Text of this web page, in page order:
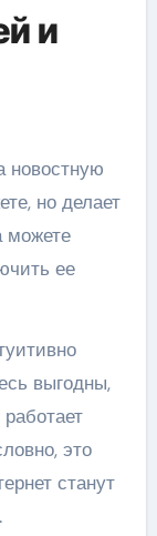
и
новостную
но делает
можете
ее
выгодны,
это
станут